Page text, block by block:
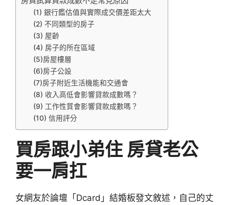
(1) 銀行鑑估值與實際成交價差距太大
(2) 不同類型的房子
(3) 屋齡
(4) 房子的所在區域
(5)房屋樓層
(6)房子公設
(7)房子附近生活機能和交通會
(8) 收入高低會影響貸款成數嗎？
(9) 工作性質會影響貸款成數嗎？
(10) 信用評分
買房跟小弟住 房貸老公
要一肩扛
女網友於論壇「Dcard」結婚板發文敘述，自己的丈